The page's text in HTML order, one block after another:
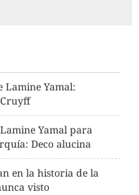
Lamine Yamal:
Yamal para
Deco alucina
en la historia de la
visto